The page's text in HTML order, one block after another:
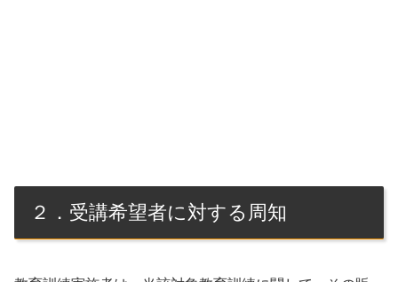
２．受講希望者に対する周知